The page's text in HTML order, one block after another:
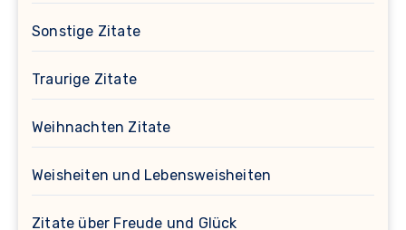
Sonstige Zitate
Traurige Zitate
Weihnachten Zitate
Weisheiten und Lebensweisheiten
Zitate über Freude und Glück